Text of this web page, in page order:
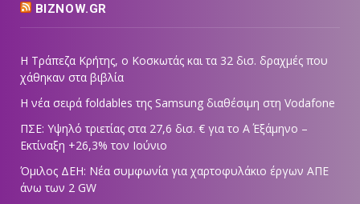
BIZNOW.GR
Η Τράπεζα Κρήτης, ο Κοσκωτάς και τα 32 δισ. δραχμές που
χάθηκαν στα βιβλία
Η νέα σειρά foldables της Samsung διαθέσιμη στη Vodafone
ΠΣΕ: Υψηλό τριετίας στα 27,6 δισ. € για το Α΄ Εξάμηνο –
Εκτίναξη +26,3% τον Ιούνιο
Όμιλος ΔΕΗ: Νέα συμφωνία για χαρτοφυλάκιο έργων ΑΠΕ
άνω των 2 GW